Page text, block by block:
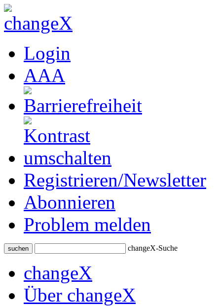
Login
AAA
Registrieren/Newsletter
Abonnieren
Problem melden
suchen changeX-Suche
changeX
Über changeX